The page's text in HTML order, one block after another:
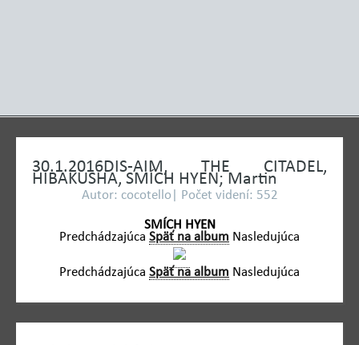
30.1.2016DIS-AIM, THE CITADEL,
HIBAKUSHA, SMÍCH HYEN; Martin
Autor: cocotello| Počet videní: 552
SMÍCH HYEN
Predchádzajúca Späť na album Nasledujúca
Predchádzajúca Späť na album Nasledujúca